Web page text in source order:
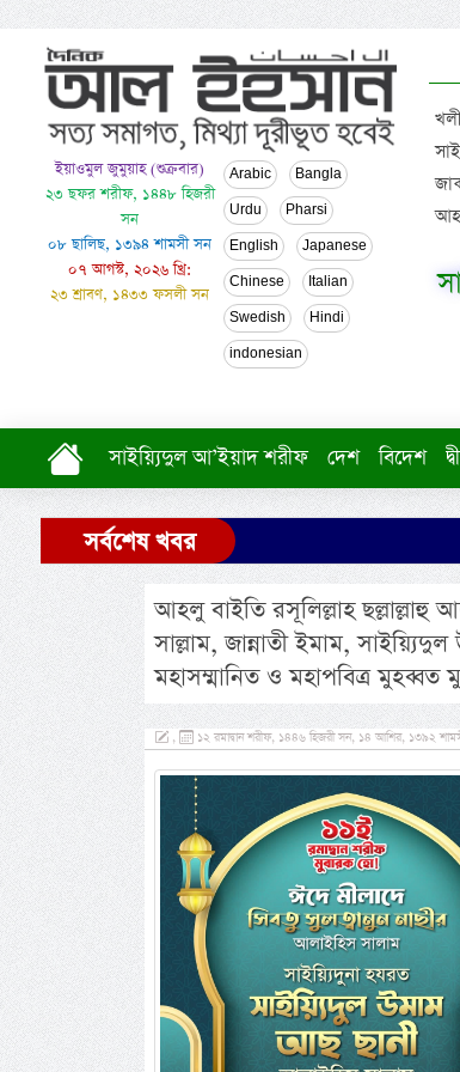
ইয়াওমুল জুমুয়াহ (শুক্রবার)
২৩ ছফর শরীফ, ১৪৪৮ হিজরী
সন
০৮ ছালিছ, ১৩৯৪ শামসী সন
০৭ আগস্ট, ২০২৬ খ্রি:
২৩ শ্রাবণ, ১৪৩৩ ফসলী সন
Arabic Bangla
Urdu Pharsi
English Japanese
Chinese Italian
Swedish Hindi
indonesian
সাইয়্যিদুল আ’ইয়াদ শরীফ দেশ বিদেশ
সর্বশেষ খবর
আহলু বাইতি রসূলিল্লাহ ছল্লাল্লাহু
সাল্লাম, জান্নাতী ইমাম,
মহাসম্মানিত ও মহাপবিত্র
, ১২ রমাদ্বান শরীফ, ১৪৪৬ হিজরী সন, ১৪ আশির, ১৩৯২